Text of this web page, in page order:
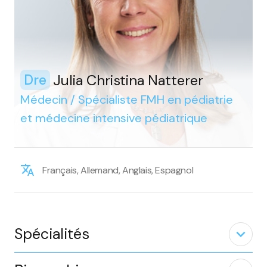
Dre Julia Christina Natterer
Médecin / Spécialiste FMH en pédiatrie
et médecine intensive pédiatrique
Français, Allemand, Anglais, Espagnol
Spécialités expand_less